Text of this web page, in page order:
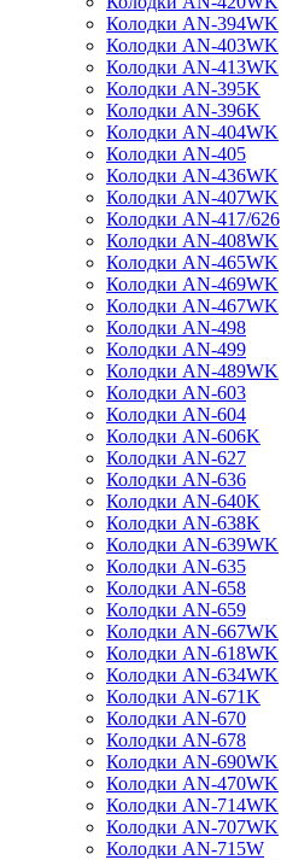
Колодки AN-394WK
Колодки AN-403WK
Колодки AN-413WK
Колодки AN-395K
Колодки AN-396K
Колодки AN-404WK
Колодки AN-405
Колодки AN-436WK
Колодки AN-407WK
Колодки AN-417/626
Колодки AN-408WK
Колодки AN-465WK
Колодки AN-469WK
Колодки AN-467WK
Колодки AN-498
Колодки AN-499
Колодки AN-489WK
Колодки AN-603
Колодки AN-604
Колодки AN-606K
Колодки AN-627
Колодки AN-636
Колодки AN-640K
Колодки AN-638K
Колодки AN-639WK
Колодки AN-635
Колодки AN-658
Колодки AN-659
Колодки AN-667WK
Колодки AN-618WK
Колодки AN-634WK
Колодки AN-671K
Колодки AN-670
Колодки AN-678
Колодки AN-690WK
Колодки AN-470WK
Колодки AN-714WK
Колодки AN-707WK
Колодки AN-715W